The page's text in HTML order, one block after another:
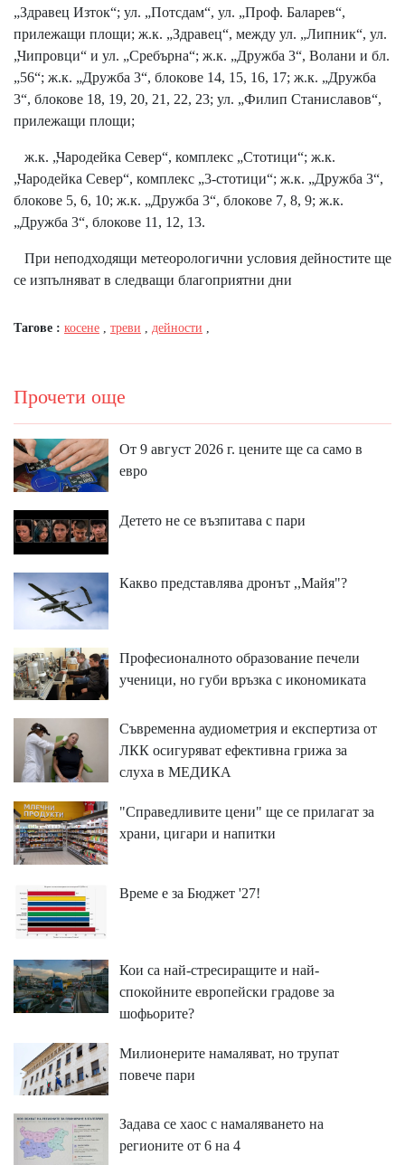
„Здравец Изток“; ул. „Потсдам“, ул. „Проф. Баларев“,
прилежащи площи; ж.к. „Здравец“, между ул. „Липник“, ул.
„Чипровци“ и ул. „Сребърна“; ж.к. „Дружба 3“, Волани и бл.
„56“; ж.к. „Дружба 3“, блокове 14, 15, 16, 17; ж.к. „Дружба
3“, блокове 18, 19, 20, 21, 22, 23; ул. „Филип Станиславов“,
прилежащи площи;
ж.к. „Чародейка Север“, комплекс „Стотици“; ж.к.
„Чародейка Север“, комплекс „3-стотици“; ж.к. „Дружба 3“,
блокове 5, 6, 10; ж.к. „Дружба 3“, блокове 7, 8, 9; ж.к.
„Дружба 3“, блокове 11, 12, 13.
При неподходящи метеорологични условия дейностите ще
се изпълняват в следващи благоприятни дни
Тагове : косене , треви , дейности ,
Прочети още
От 9 август 2026 г. цените ще са само в
евро
Детето не се възпитава с пари
Какво представлява дронът ,,Майя"?
Професионалното образование печели
ученици, но губи връзка с икономиката
Съвременна аудиометрия и експертиза от
ЛКК осигуряват ефективна грижа за
слуха в МЕДИКА
"Справедливите цени" ще се прилагат за
храни, цигари и напитки
Време е за Бюджет '27!
Кои са най-стресиращите и най-
спокойните европейски градове за
шофьорите?
Милионерите намаляват, но трупат
повече пари
Задава се хаос с намаляването на
регионите от 6 на 4